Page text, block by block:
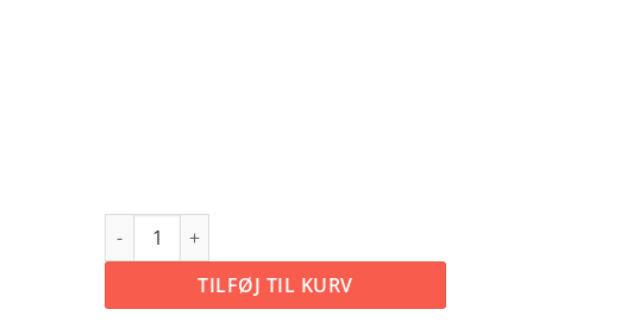
Hoppe med føl antal
TILFØJ TIL KURV